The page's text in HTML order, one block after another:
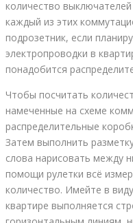
количество
каждый из этих
подрозетник, если
электропроводки в
понадобится
Чтобы посчитать
намеченные на схеме
распределительные
Затем выполнить
слова нарисовать между
помощи рулетки всё
количество. Имейте в
квартире выполняется